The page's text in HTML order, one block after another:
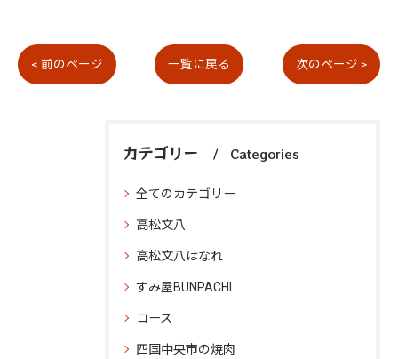
< 前のページ 一覧に戻る 次のページ >
カテゴリー Categories
全てのカテゴリー
高松文八
高松文八はなれ
すみ屋BUNPACHI
コース
四国中央市の焼肉